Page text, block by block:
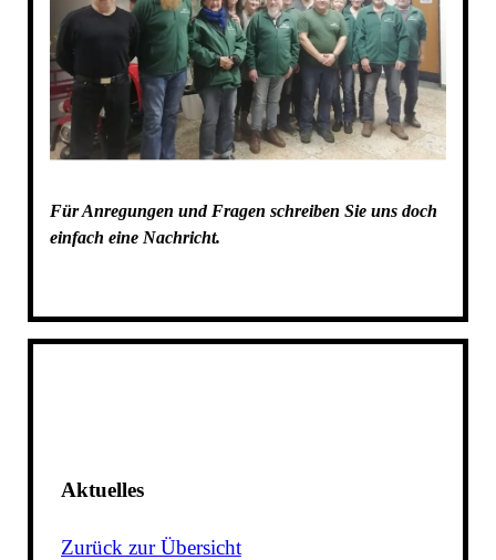
Für Anregungen und Fragen schreiben Sie uns doch
einfach eine Nachricht.
Aktuelles
Zurück zur Übersicht